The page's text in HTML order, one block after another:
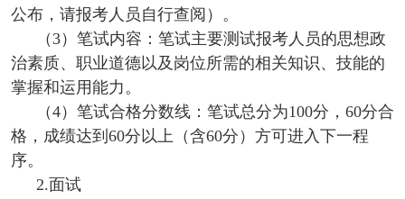
公布，请报考人员自行查阅）。
（3）笔试内容：笔试主要测试报考人员的思想政
治素质、职业道德以及岗位所需的相关知识、技能的
掌握和运用能力。
（4）笔试合格分数线：笔试总分为100分，60分合
格，成绩达到60分以上（含60分）方可进入下一程
序。
2.面试